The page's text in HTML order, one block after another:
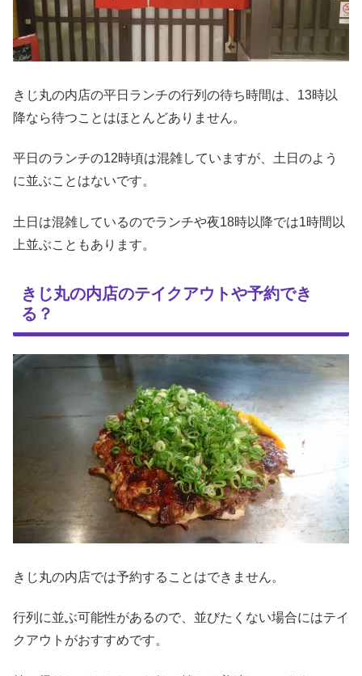
きじ丸の内店の平日ランチの行列の待ち時間は、13時以
降なら待つことはほとんどありません。
平日のランチの12時頃は混雑していますが、土日のよう
に並ぶことはないです。
土日は混雑しているのでランチや夜18時以降では1時間以
上並ぶこともあります。
きじ丸の内店のテイクアウトや予約でき
る？
きじ丸の内店では予約することはできません。
行列に並ぶ可能性があるので、並びたくない場合にはテイ
クアウトがおすすめです。